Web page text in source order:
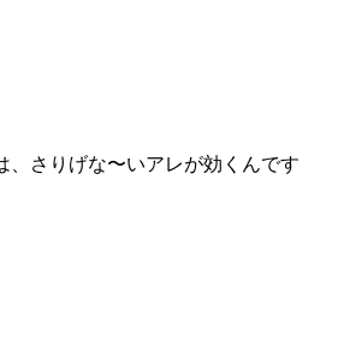
、さりげな〜いアレが効くんです